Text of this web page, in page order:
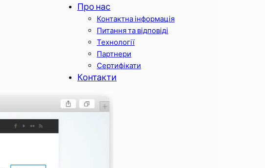
Про нас
Контактна інформація
Питання та відповіді
Технології
Партнери
Сертифікати
Контакти